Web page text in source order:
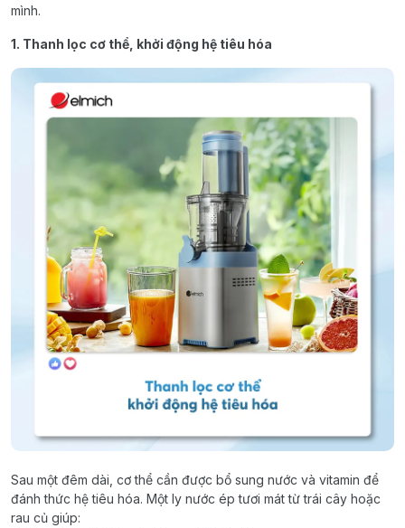
mình.
1. Thanh lọc cơ thể, khởi động hệ tiêu hóa
Sau một đêm dài, cơ thể cần được bổ sung nước và vitamin để
đánh thức hệ tiêu hóa. Một ly nước ép tươi mát từ trái cây hoặc
rau củ giúp: